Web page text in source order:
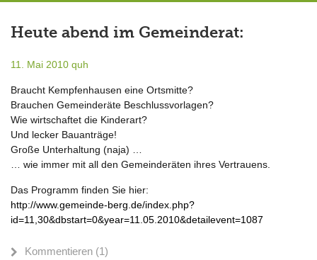
Heute abend im Gemeinderat:
11. Mai 2010 quh
Braucht Kempfenhausen eine Ortsmitte?
Brauchen Gemeinderäte Beschlussvorlagen?
Wie wirtschaftet die Kinderart?
Und lecker Bauanträge!
Große Unterhaltung (naja) …
… wie immer mit all den Gemeinderäten ihres Vertrauens.
Das Programm finden Sie hier:
http://www.gemeinde-berg.de/index.php?
id=11,30&dbstart=0&year=11.05.2010&detailevent=1087
Kommentieren (1)